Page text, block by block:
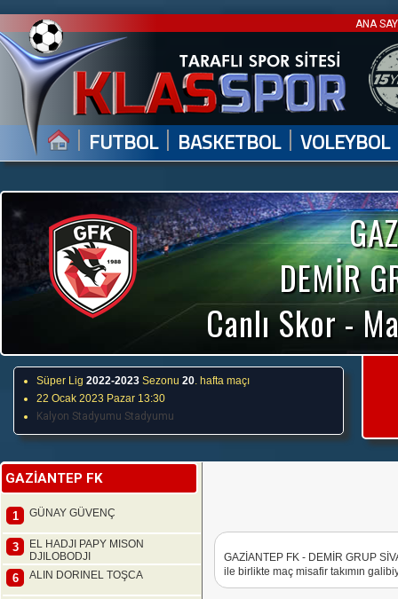
ANA
| FUTBOL | BASKETBOL | VOLEYBOL
DEMİR
Canlı Skor -
Süper Lig 2022-2023 Sezonu 20. hafta maçı
22 Ocak 2023 Pazar 13:30
Kalyon Stadyumu Stadyumu
GAZİANTEP FK
1 GÜNAY GÜVENÇ
3
EL HADJI PAPY MISON
DJILOBODJI
6 ALIN DORINEL TOŞCA
GAZİANTEP FK - DEMİR GRUP
ile birlikte maç misafir takımın